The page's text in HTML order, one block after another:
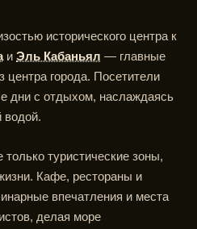
исторического центра к
и Эль Кабаньял — главные
центра города. Посетители
дни с отдыхом, наслаждаясь
водой.
туристические зоны,
Кафе, рестораны и
впечатления и места
делая море